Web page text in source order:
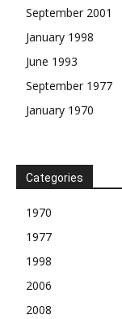
September 2001
January 1998
June 1993
September 1977
January 1970
Categories
1970
1977
1998
2006
2008